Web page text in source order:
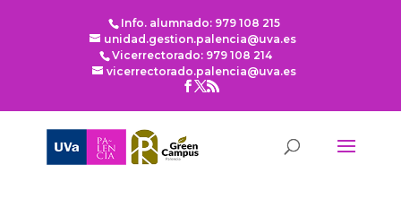
Info. alumnado: 979 108 215
unidad.gestion.palencia@uva.es
Vicerrectorado: 979 108 214
vicerrectorado.palencia@uva.es